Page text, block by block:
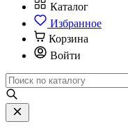
Каталог
Избранное
Корзина
Войти